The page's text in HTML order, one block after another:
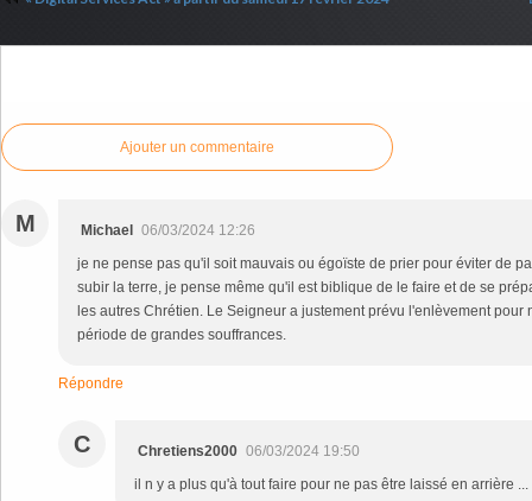
Ajouter un commentaire
M Michael
06/03/2024 12:26
je ne pense pas qu'il soit mauvais ou égoïste de prier pour éviter de
subir la terre, je pense même qu'il est biblique de le faire et de se
les autres Chrétien. Le Seigneur a justement prévu l'enlèvement pour
période de grandes souffrances.
Répondre
C Chretiens2000 06/03/2024 19:50
il n y a plus qu'à tout faire pour ne pas être laissé en arrière ...